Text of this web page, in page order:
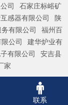
司
石家庄标峪矿
感器有限公司
陕
有限公司
福州百
公司
建华炉业有
有限公司
安吉县
家
联系